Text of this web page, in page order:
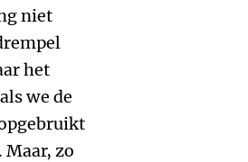
niet
het
we de
zo